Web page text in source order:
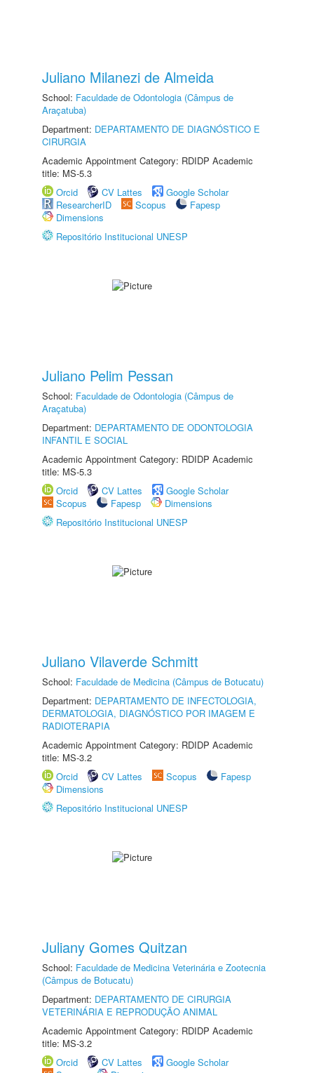
Juliano Milanezi de Almeida
School: Faculdade de Odontologia (Câmpus de
Araçatuba)
Department: DEPARTAMENTO DE DIAGNÓSTICO E
CIRURGIA
Academic Appointment Category: RDIDP Academic
title: MS-5.3
Orcid
CV Lattes
Google Scholar
ResearcherID
Scopus
Fapesp
Dimensions
Repositório Institucional UNESP
Juliano Pelim Pessan
School: Faculdade de Odontologia (Câmpus de
Araçatuba)
Department: DEPARTAMENTO DE ODONTOLOGIA
INFANTIL E SOCIAL
Academic Appointment Category: RDIDP Academic
title: MS-5.3
Orcid
CV Lattes
Google Scholar
Scopus
Fapesp
Dimensions
Repositório Institucional UNESP
Juliano Vilaverde Schmitt
School: Faculdade de Medicina (Câmpus de Botucatu)
Department: DEPARTAMENTO DE INFECTOLOGIA,
DERMATOLOGIA, DIAGNÓSTICO POR IMAGEM E
RADIOTERAPIA
Academic Appointment Category: RDIDP Academic
title: MS-3.2
Orcid
CV Lattes Scopus
Fapesp
Dimensions
Repositório Institucional UNESP
Juliany Gomes Quitzan
School: Faculdade de Medicina Veterinária e Zootecnia
(Câmpus de Botucatu)
Department: DEPARTAMENTO DE CIRURGIA
VETERINÁRIA E REPRODUÇÃO ANIMAL
Academic Appointment Category: RDIDP Academic
title: MS-3.2
Orcid
CV Lattes
Google Scholar